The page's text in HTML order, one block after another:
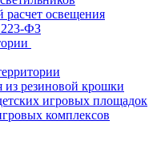
расчет освещения
ФЗ
из резиновой крошки
игровых площадок
комплексов